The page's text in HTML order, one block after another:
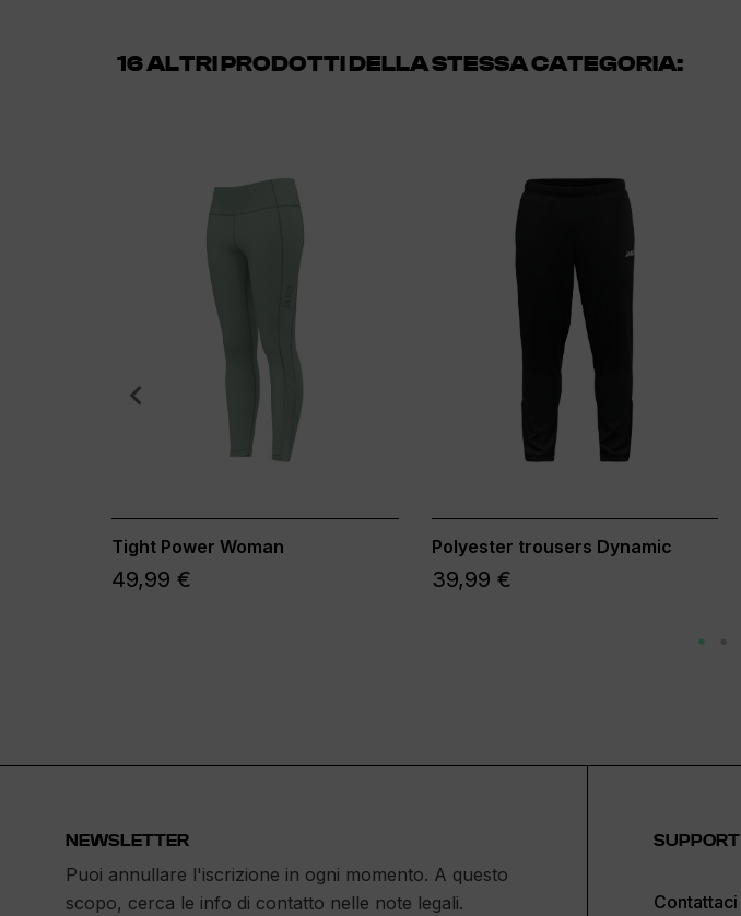
16 ALTRI PRODOTTI DELLA STESSA CATEGORIA:
Tight Power Woman
49,99 €
Polyester trousers Dynamic
39,99 €
NEWSLETTER
Puoi annullare l'iscrizione in ogni momento. A questo
scopo, cerca le info di contatto nelle note legali.
SUPPORT
Contattaci